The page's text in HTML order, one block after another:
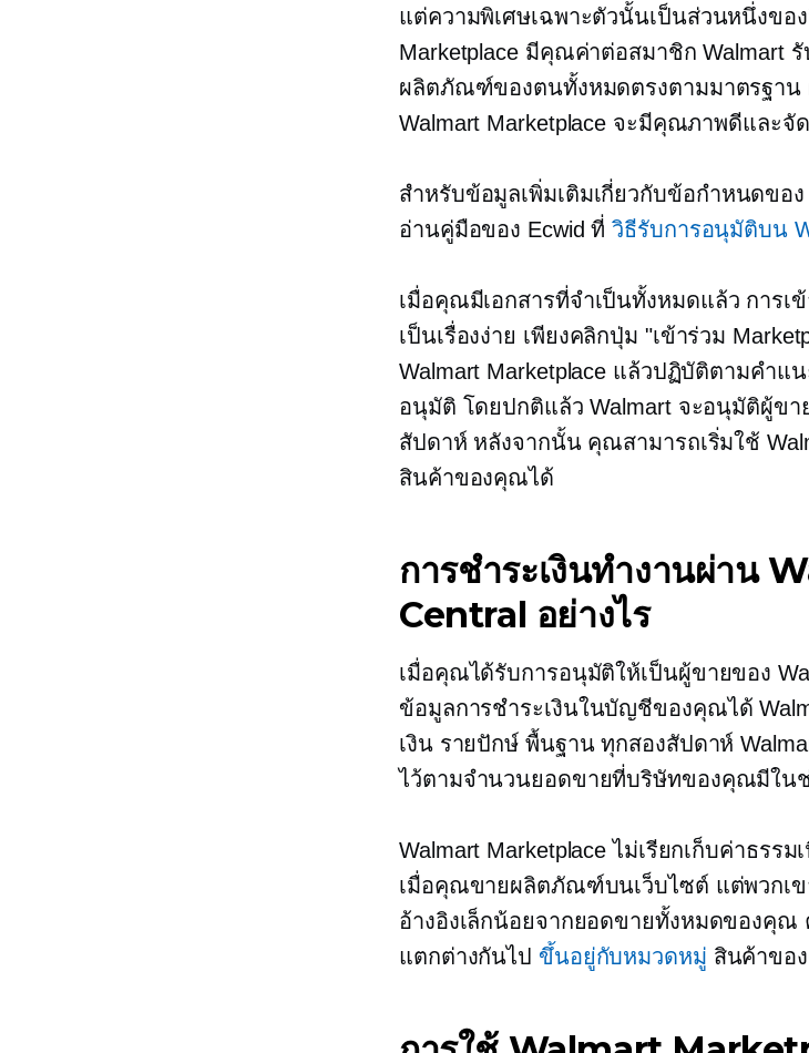
แต่ความพิเศษเฉพาะตัวนั้นเป็นส่วนหนึ่งขอ
Marketplace มีคุณค่าต่อสมาชิก Walmart
ผลิตภัณฑ์ของตนทั้งหมดตรงตามมาตรฐาน
Walmart Marketplace จะมีคุณภาพดีและจัด
สำหรับข้อมูลเพิ่มเติมเกี่ยวกับข้อกำหนดของ
อ่านคู่มือของ Ecwid ที่วิธีรับการอนุมัติบน
เมื่อคุณมีเอกสารที่จำเป็นทั้งหมดแล้ว การเข้
เป็นเรื่องง่าย เพียงคลิกปุ่ม "เข้าร่วม
Walmart Marketplace แล้วปฏิบัติตามคำ
อนุมัติ โดยปกติแล้ว Walmart จะอนุมัติผู้ขา
สัปดาห์ หลังจากนั้น คุณสามารถเริ่มใช้
สินค้าของคุณได้
การชำระเงินทำงานผ่าน
Central อย่างไร
เมื่อคุณได้รับการอนุมัติให้เป็นผู้ขายของ
ข้อมูลการชำระเงินในบัญชีของคุณได้
เงิน รายปักษ์ พื้นฐาน ทุกสองสัปดาห์
ไว้ตามจำนวนยอดขายที่บริษัทของคุณมีใน
Walmart Marketplace ไม่เรียกเก็บค่าธรร
เมื่อคุณขายผลิตภัณฑ์บนเว็บไซต์ แต่พวกเข
อ้างอิงเล็กน้อยจากยอดขายทั้งหมดของคุณ
แตกต่างกันไป ขึ้นอยู่กับหมวดหมู่ สินค้าขอ